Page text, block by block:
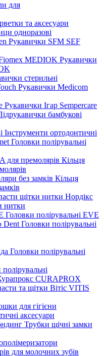
для
та аксесуари
одноразові
Рукавички SFM SEF
Рукавички
стерильні
Рукавички Medicom
Рукавички Ігар Sempercare
бамбукові
Інструменти ортодонтичні
Головки полірувальні
Кільця
Кільця
Нордікс
нитки
Головки полірувальні EVE
Головки полірувальні
Головки полірувальні
CURAPROX
Вітіс VITIS
для гігієни
аксесуари
Трубки щічні замки